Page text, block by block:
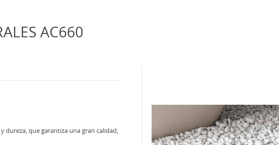
AC660
dureza, que garantiza una gran calidad,